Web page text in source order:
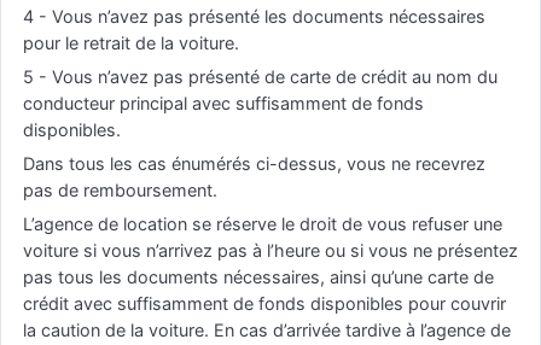
4 - Vous n’avez pas présenté les documents nécessaires
pour le retrait de la voiture.
5 - Vous n’avez pas présenté de carte de crédit au nom du
conducteur principal avec suffisamment de fonds
disponibles.
Dans tous les cas énumérés ci-dessus, vous ne recevrez
pas de remboursement.
L’agence de location se réserve le droit de vous refuser une
voiture si vous n’arrivez pas à l’heure ou si vous ne présentez
pas tous les documents nécessaires, ainsi qu’une carte de
crédit avec suffisamment de fonds disponibles pour couvrir
la caution de la voiture. En cas d’arrivée tardive à l’agence de